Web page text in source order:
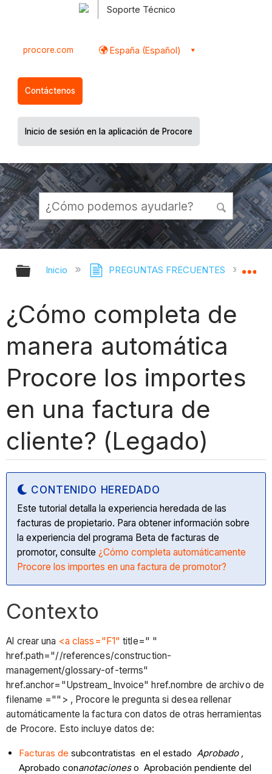
Soporte Técnico
procore.com España (Español)
Contáctenos
Inicio de sesión en la aplicación de Procore
Expandir/contraer jerarquía global
Inicio PREGUNTAS FRECUENTES
¿Cómo completa de
manera automática
Procore los importes
en una factura de
cliente? (Legado)
CONTENIDO HEREDADO
Este tutorial detalla la experiencia heredada de las
facturas de propietario. Para obtener información sobre
la experiencia del programa Beta de facturas de
promotor, consulte¿Cómo completa automáticamente
Procore los importes en una factura de promotor?
Contexto
Al crear una <a class="F1" title=" "
href.path="//references/construction-
management/glossary-of-terms"
href.anchor="Upstream_Invoice" href.nombre de archivo de
filename =""> , Procore le pregunta si desea rellenar
automáticamente la factura con datos de otras herramientas
de Procore. Esto incluye datos de:
Facturas de subcontratistas en el estadoAprobado ,
Aprobado conanotacioneso Aprobación pendiente del